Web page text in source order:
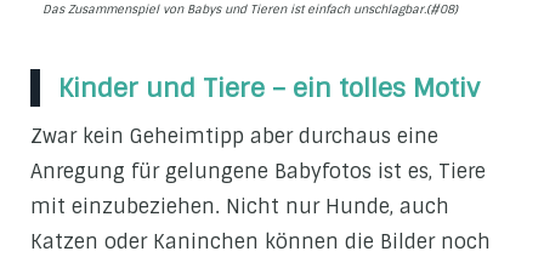
Das Zusammenspiel von Babys und Tieren ist einfach unschlagbar.(#08)
Kinder und Tiere – ein tolles Motiv
Zwar kein Geheimtipp aber durchaus eine
Anregung für gelungene Babyfotos ist es, Tiere
mit einzubeziehen. Nicht nur Hunde, auch
Katzen oder Kaninchen können die Bilder noch